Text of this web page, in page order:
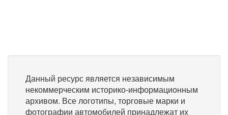
Данный ресурс является независимым
некоммерческим историко-информационным
архивом. Все логотипы, торговые марки и
фотографии автомобилей принадлежат их